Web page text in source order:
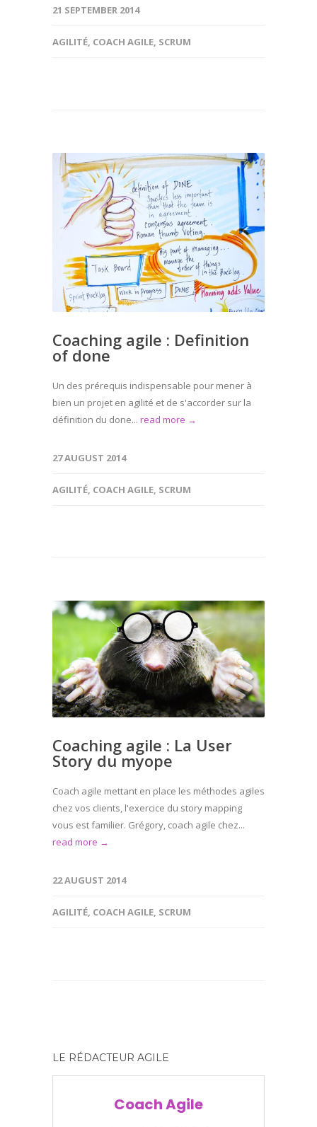
21 SEPTEMBER 2014
AGILITÉ, COACH AGILE, SCRUM
Coaching agile : Definition
of done
Un des prérequis indispensable pour mener à
bien un projet en agilité et de s'accorder sur la
définition du done... read more →
27 AUGUST 2014
AGILITÉ, COACH AGILE, SCRUM
Coaching agile : La User
Story du myope
Coach agile mettant en place les méthodes agiles
chez vos clients, l'exercice du story mapping
vous est familier. Grégory, coach agile chez...
read more →
22 AUGUST 2014
AGILITÉ, COACH AGILE, SCRUM
LE RÉDACTEUR AGILE
Coach Agile